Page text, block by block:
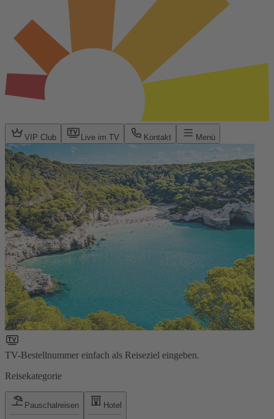
VIP Club Live im TV Kontakt Menü
TV-Bestellnummer einfach als Reiseziel eingeben.
Reisekategorie
Pauschalreisen Hotel